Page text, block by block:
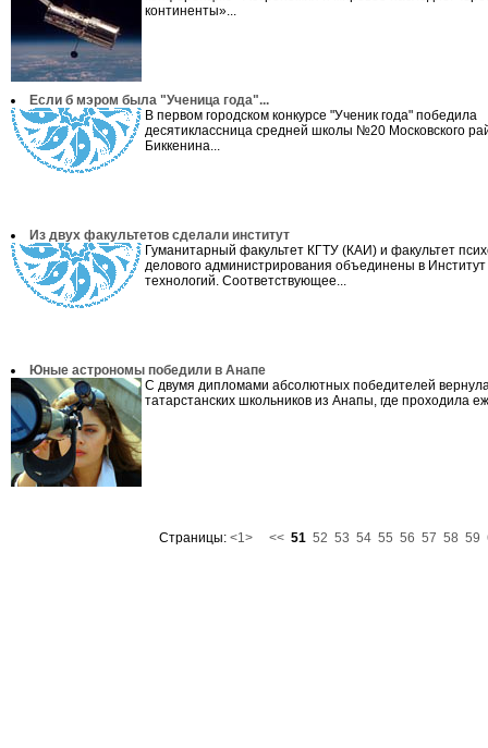
континенты»...
Если б мэром была "Ученица года"...
В первом городском конкурсе "Ученик года" победила
десятиклассница средней школы №20 Московского
Биккенина...
Из двух факультетов сделали институт
Гуманитарный факультет КГТУ (КАИ) и факультет
делового администрирования объединены в
технологий. Соответствующее...
Юные астрономы победили в Анапе
С двумя дипломами абсолютных победителей
татарстанских школьников из Анапы, где проходила
Страницы: <1> << 51 52 53 54 55 56 57 58 59